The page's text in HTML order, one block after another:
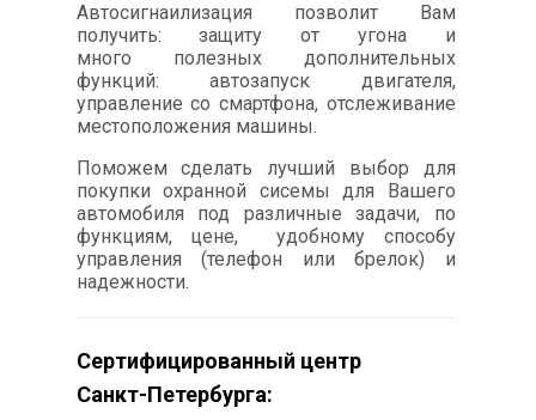
Автосигнаилизация позволит Вам
получить: защиту от угона и
много полезных дополнительных
функций: автозапуск двигателя,
управление со смартфона, отслеживание
местоположения машины.
Поможем сделать лучший выбор для
покупки охранной сисемы для Вашего
автомобиля под различные задачи, по
функциям, цене, удобному способу
управления (телефон или брелок) и
надежности.
Сертифицированный центр
Санкт-Петербурга: